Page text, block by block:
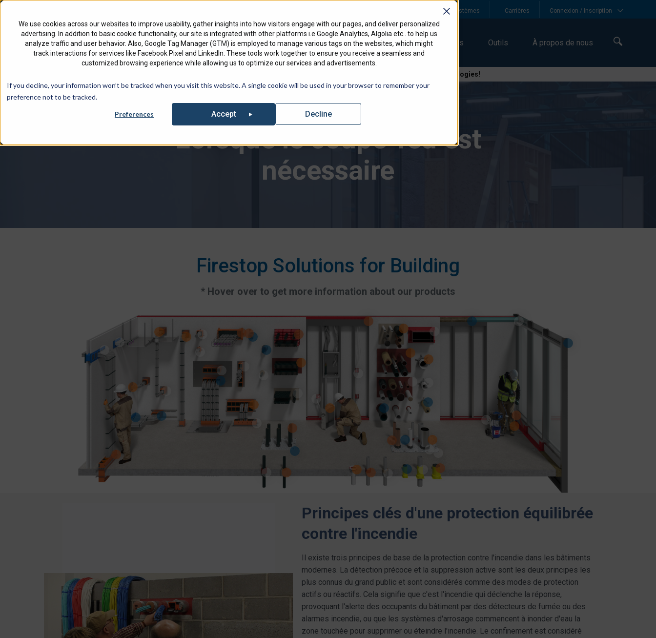
We use cookies across our websites to improve usability, gather insights into how visitors engage with our pages, and deliver personalized
advertising. In addition to basic cookie functionality, our site is integrated with other platforms i.e Google Analytics, Algolia etc.. to help us
analyze traffic and user behavior. Also, Google Tag Manager (GTM) is employed to manage various tags on the websites, which might
track interactions for services like Facebook Pixel and LinkedIn. These tools work together to ensure you receive a seamless and
customized browsing experience while allowing us to optimize our services and advertisements.
If you decline, your information won’t be tracked when you visit this website. A single cookie will be used in your browser to remember your
preference not to be tracked.
Preferences Accept Decline
Recherche de systèmes Carrières Connexion / Inscription
Produits Marchés quenous servons Ressources Outils À propos de nous
Consultez notre liste d’événements à venir où vous pourrez retrouver Specified Technologies!
Lorsque le coupe-feu est
nécessaire
Firestop Solutions for Building
* Hover over to get more information about our products
Principes clés d'une protection équilibrée
contre l'incendie
Il existe trois principes de base de la protection contre l'incendie dans les bâtiments
modernes. La détection précoce et la suppression active sont les deux principes les
plus connus du grand public et sont considérés comme des modes de protection
actifs ou réactifs. Cela signifie que c'est l'incendie qui déclenche la réponse,
provoquant l'alerte des occupants du bâtiment par des détecteurs de fumée ou des
alarmes incendie, ou que les systèmes d'arrosage commencent à inonder d'eau la
zone touchée pour supprimer ou éteindre l'incendie. Le confinement est considéré